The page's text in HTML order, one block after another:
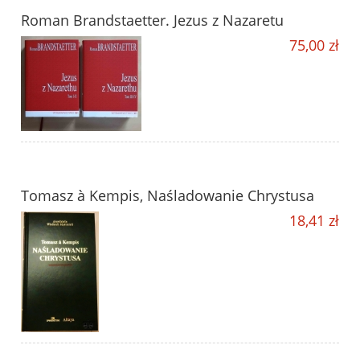
Roman Brandstaetter. Jezus z Nazaretu
75,00 zł
Tomasz à Kempis, Naśladowanie Chrystusa
18,41 zł